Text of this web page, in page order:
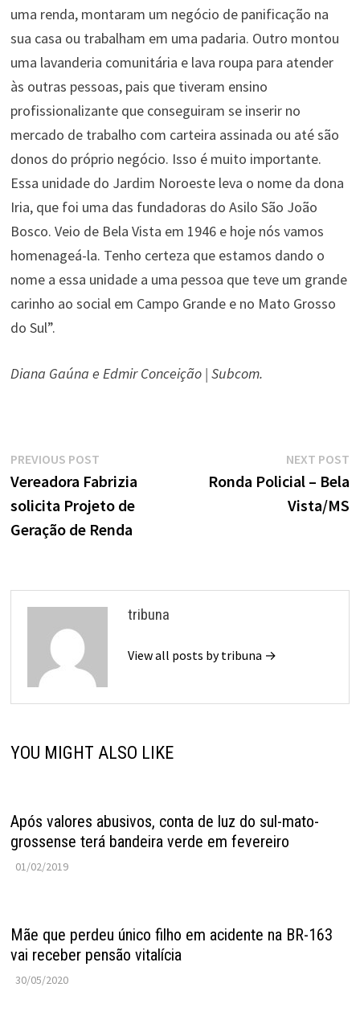
uma renda, montaram um negócio de panificação na
sua casa ou trabalham em uma padaria. Outro montou
uma lavanderia comunitária e lava roupa para atender
às outras pessoas, pais que tiveram ensino
profissionalizante que conseguiram se inserir no
mercado de trabalho com carteira assinada ou até são
donos do próprio negócio. Isso é muito importante.
Essa unidade do Jardim Noroeste leva o nome da dona
Iria, que foi uma das fundadoras do Asilo São João
Bosco. Veio de Bela Vista em 1946 e hoje nós vamos
homenageá-la. Tenho certeza que estamos dando o
nome a essa unidade a uma pessoa que teve um grande
carinho ao social em Campo Grande e no Mato Grosso
do Sul”.
Diana Gaúna e Edmir Conceição | Subcom.
Navegação
de
Post
PREVIOUS POSTPrevious
post:
Vereadora Fabrizia
solicita Projeto de
Geração de Renda
NEXT POST
Ronda Policial – Bela
Vista/MS
tribuna
View all posts by tribuna →
YOU MIGHT ALSO LIKE
Após valores abusivos, conta de luz do sul-mato-
grossense terá bandeira verde em fevereiro
01/02/2019
Mãe que perdeu único filho em acidente na BR-163
vai receber pensão vitalícia
30/05/2020